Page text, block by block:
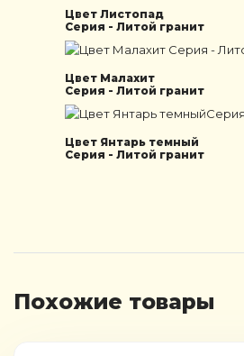
Цвет Листопад
Серия - Литой гранит
Цвет Малахит
Серия - Литой гранит
Цвет Янтарь темный
Серия - Литой гранит
Похожие товары